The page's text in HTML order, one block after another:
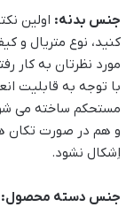
جنس بدنه: اولین
کنید، نوع متریال و
مورد نظرتان به کار
با توجه به قابلیت
مستحکم ساخته می
و هم در صورت تکان
اِشکال نشود.
جنس دسته محصول: